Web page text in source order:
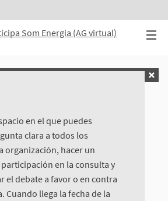
en el que puedes
clara a todos los
organización, hacer un
en la consulta y
el debate a favor o en contra
Cuando llega la fecha de la